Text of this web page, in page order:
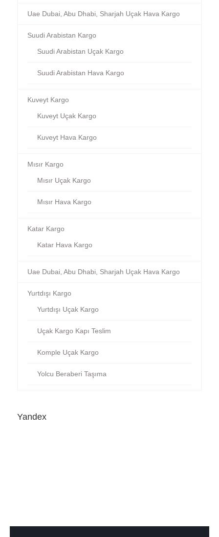
Uae Dubai, Abu Dhabi, Sharjah Uçak Hava Kargo
Suudi Arabistan Kargo
Suudi Arabistan Uçak Kargo
Suudi Arabistan Hava Kargo
Kuveyt Kargo
Kuveyt Uçak Kargo
Kuveyt Hava Kargo
Mısır Kargo
Mısır Uçak Kargo
Mısır Hava Kargo
Katar Kargo
Katar Hava Kargo
Uae Dubai, Abu Dhabi, Sharjah Uçak Hava Kargo
Yurtdışı Kargo
Yurtdışı Uçak Kargo
Uçak Kargo Kapı Teslim
Komple Uçak Kargo
Yolcu Beraberi Taşıma
Yandex